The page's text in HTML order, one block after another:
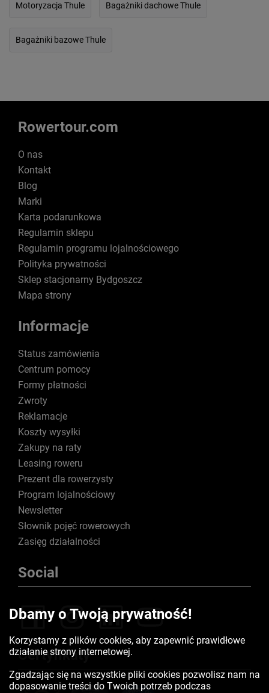
Motoryzacja Thule Bagażniki dachowe Thule
Bagażniki bazowe Thule
Rowertour.com
O nas
Kontakt
Blog
Marki
Karta podarunkowa
Regulamin sklepu
Regulamin programu lojalnościowego
Polityka prywatności
Sklep stacjonarny Bydgoszcz
Mapa strony
Informacje
Status zamówienia
Centrum pomocy
Formy płatności
Zwroty
Reklamacje
Koszty wysyłki
Zakupy na raty
Leasing roweru
Prezent dla rowerzysty
Program lojalnościowy
Newsletter
Słownik pojęć rowerowych
Zasięg działalności
Social
Certyfikaty
Dbamy o Twoją prywatność!
Korzystamy z plików cookies, aby zapewnić prawidłowe
działanie strony internetowej.
Zgadzając się na wszystkie pliki cookies pozwolisz nam na
dopasowanie treści do Twoich potrzeb podczas